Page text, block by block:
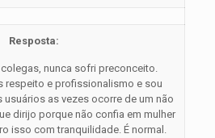
Resposta:
nunca sofri preconceito.
respeito e profissionalismo e sou
usuários as vezes ocorre de um não
dirijo porque não confia em mulher
isso com tranquilidade. É normal.